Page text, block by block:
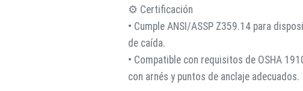
⚙️ Certificación
• Cumple ANSI/ASSP Z359.14 para
de caída.
• Compatible con requisitos de OSHA
con arnés y puntos de anclaje adecuados.